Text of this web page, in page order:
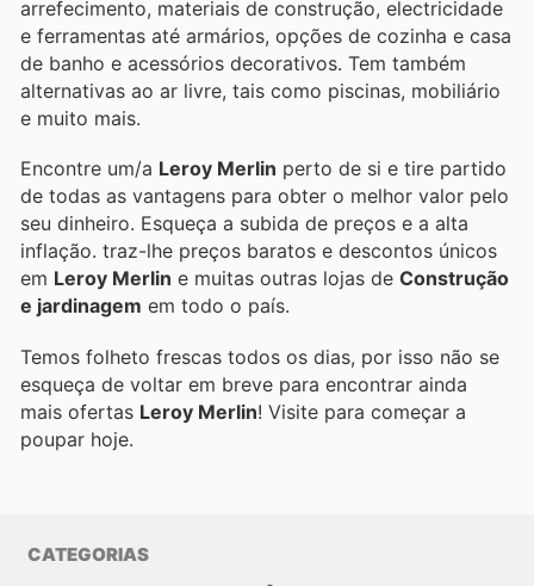
arrefecimento, materiais de construção, electricidade
e ferramentas até armários, opções de cozinha e casa
de banho e acessórios decorativos. Tem também
alternativas ao ar livre, tais como piscinas, mobiliário
e muito mais.
Encontre um/a Leroy Merlin perto de si e tire partido
de todas as vantagens para obter o melhor valor pelo
seu dinheiro. Esqueça a subida de preços e a alta
inflação. traz-lhe preços baratos e descontos únicos
em Leroy Merlin e muitas outras lojas de Construção
e jardinagem em todo o país.
Temos folheto frescas todos os dias, por isso não se
esqueça de voltar em breve para encontrar ainda
mais ofertas Leroy Merlin ! Visite para começar a
poupar hoje.
CATEGORIAS